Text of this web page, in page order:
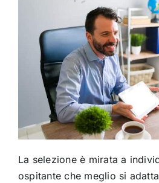
La selezione è mirata a
ospitante che meglio si